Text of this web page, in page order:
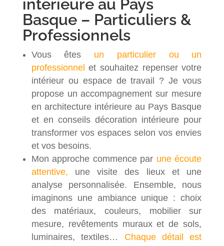
intérieure au Pays
Basque – Particuliers &
Professionnels
Vous êtes un particulier ou un
professionnelet souhaitez repenser votre
intérieur ou espace de travail ? Je vous
propose un accompagnement sur mesure
en architecture intérieure au Pays Basque
et en conseils décoration intérieure pour
transformer vos espaces selon vos envies
et vos besoins.
Mon approche commence par une écoute
attentive, une visite des lieux et une
analyse personnalisée. Ensemble, nous
imaginons une ambiance unique : choix
des matériaux, couleurs, mobilier sur
mesure, revêtements muraux et de sols,
luminaires, textiles… Chaque détail est